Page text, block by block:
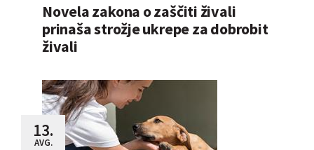
Novela zakona o zaščiti živali
prinaša strožje ukrepe za dobrobit
živali
13.
AVG.